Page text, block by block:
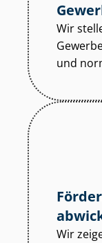
Wir
und
Wir